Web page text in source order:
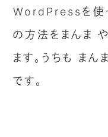
WordPressを使
の方法をまんま や
ます。うちも まん
です。